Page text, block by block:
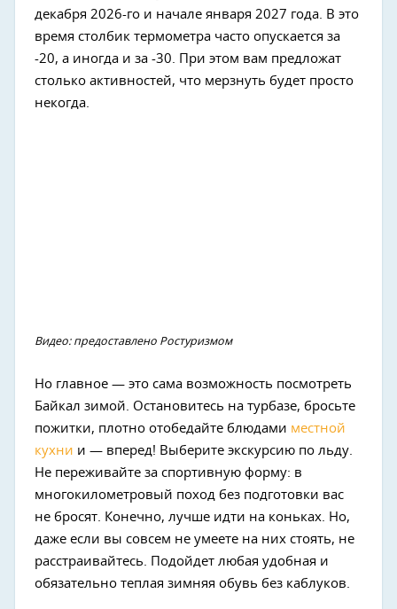
декабря 2026-го и начале января 2027 года. В это
время столбик термометра часто опускается за
-20, а иногда и за -30. При этом вам предложат
столько активностей, что мерзнуть будет просто
некогда.
Видео: предоставлено Ростуризмом
Но главное — это сама возможность посмотреть
Байкал зимой. Остановитесь на турбазе, бросьте
пожитки, плотно отобедайте блюдами местной
кухни и — вперед! Выберите экскурсию по льду.
Не переживайте за спортивную форму: в
многокилометровый поход без подготовки вас
не бросят. Конечно, лучше идти на коньках. Но,
даже если вы совсем не умеете на них стоять, не
расстраивайтесь. Подойдет любая удобная и
обязательно теплая зимняя обувь без каблуков.